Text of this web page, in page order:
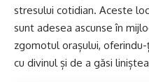
stresului cotidian. Aceste
sunt adesea ascunse în
zgomotul orașului,
cu divinul și de a găsi